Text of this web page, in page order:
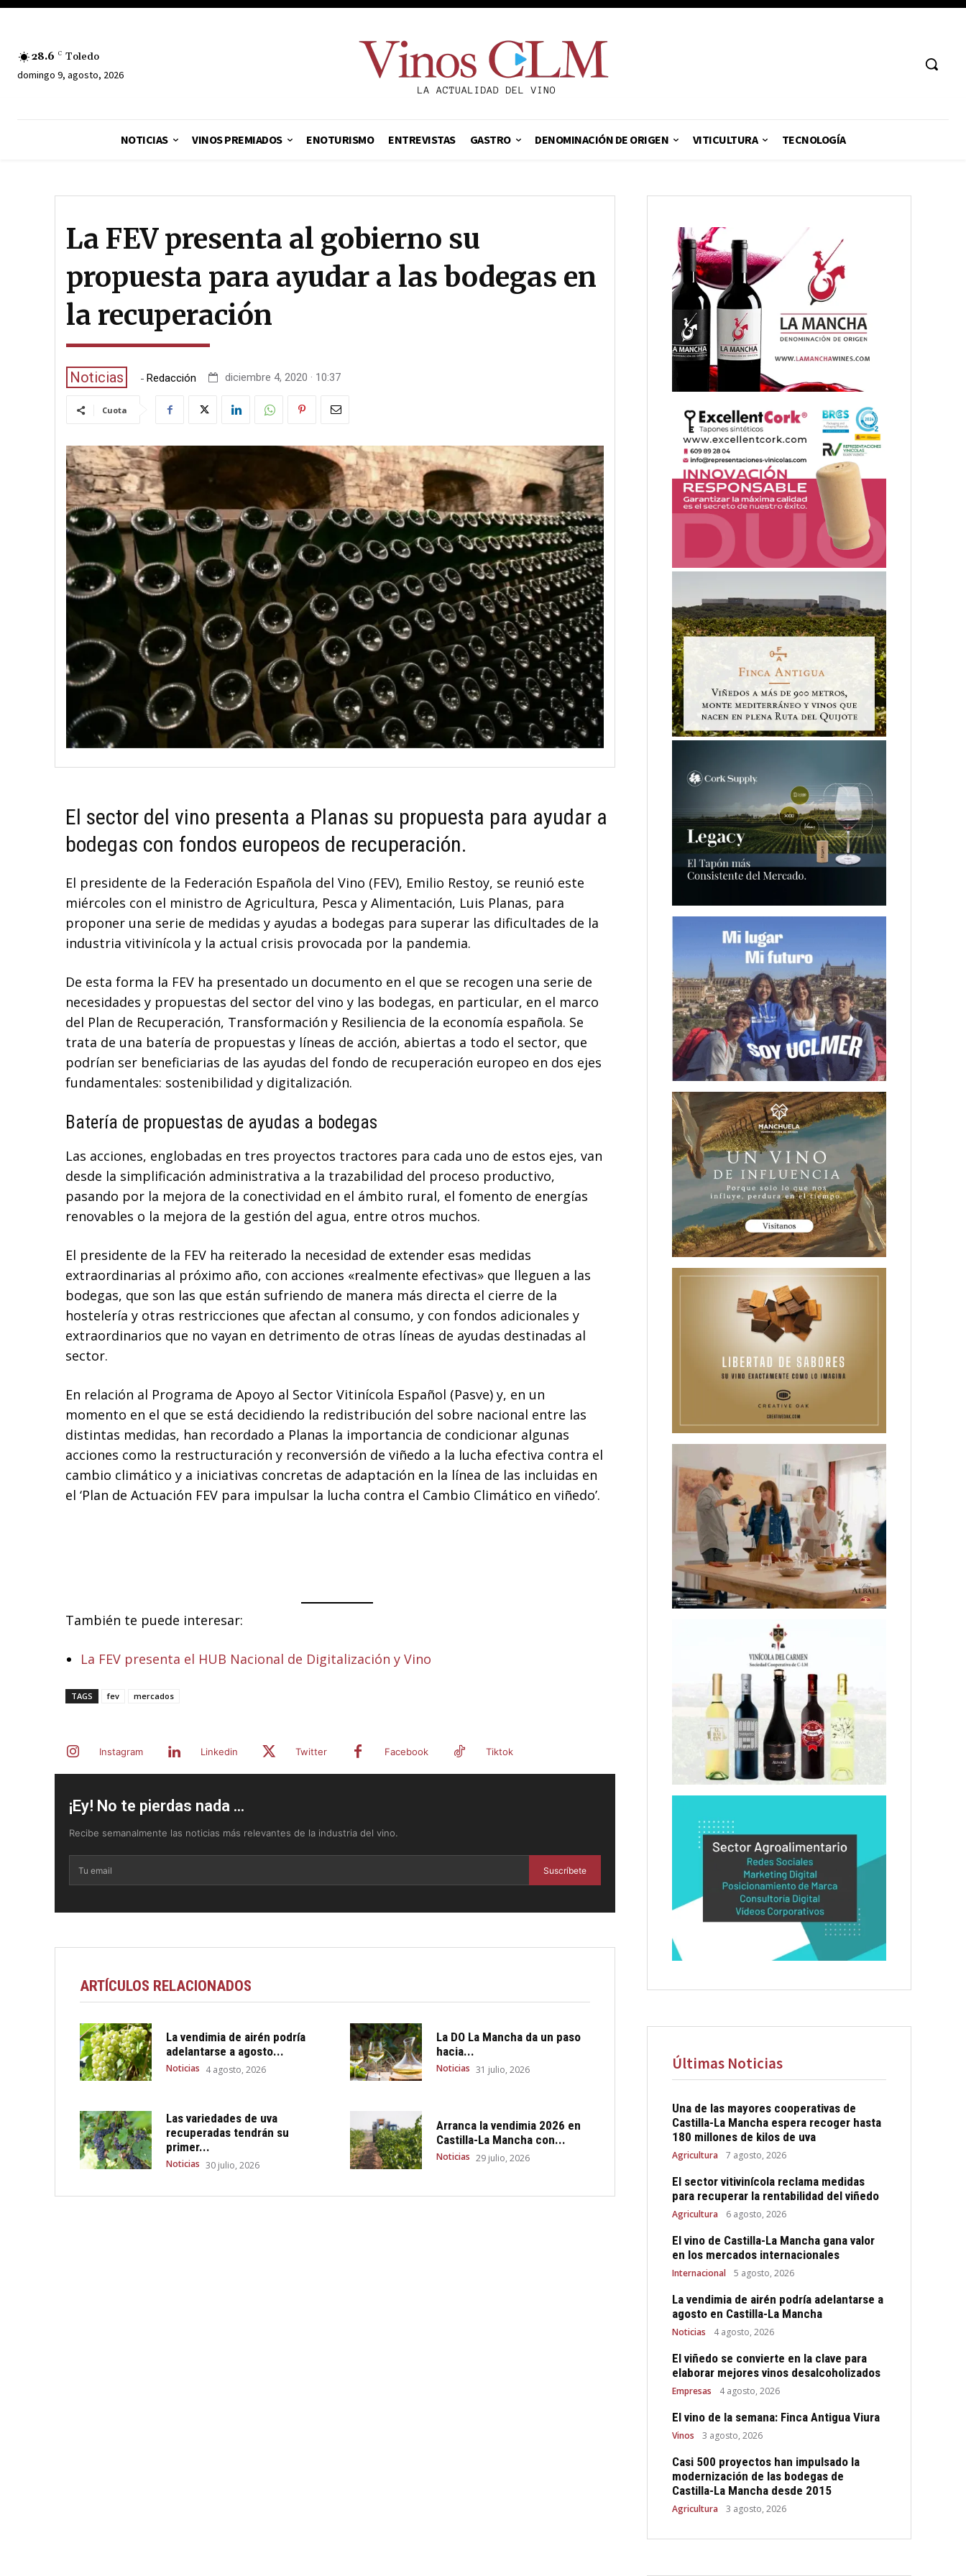
28.6 C Toledo
domingo 9, agosto, 2026
NOTICIAS VINOS PREMIADOS ENOTURISMO ENTREVISTAS GASTRO DENOMINACIÓN DE ORIGEN VITICULTURA TECNOLOGÍA
La FEV presenta al gobierno su
propuesta para ayudar a las bodegas en
la recuperación
Noticias - Redacción diciembre 4, 2020 · 10:37
Cuota
El sector del vino presenta a Planas su propuesta para ayudar a
bodegas con fondos europeos de recuperación.
El presidente de la Federación Española del Vino (FEV), Emilio Restoy, se reunió este
miércoles con el ministro de Agricultura, Pesca y Alimentación, Luis Planas, para
proponer una serie de medidas y ayudas a bodegas para superar las dificultades de la
industria vitivinícola y la actual crisis provocada por la pandemia.
De esta forma la FEV ha presentado un documento en el que se recogen una serie de
necesidades y propuestas del sector del vino y las bodegas, en particular, en el marco
del Plan de Recuperación, Transformación y Resiliencia de la economía española. Se
trata de una batería de propuestas y líneas de acción, abiertas a todo el sector, que
podrían ser beneficiarias de las ayudas del fondo de recuperación europeo en dos ejes
fundamentales: sostenibilidad y digitalización.
Batería de propuestas de ayudas a bodegas
Las acciones, englobadas en tres proyectos tractores para cada uno de estos ejes, van
desde la simplificación administrativa a la trazabilidad del proceso productivo,
pasando por la mejora de la conectividad en el ámbito rural, el fomento de energías
renovables o la mejora de la gestión del agua, entre otros muchos.
El presidente de la FEV ha reiterado la necesidad de extender esas medidas
extraordinarias al próximo año, con acciones «realmente efectivas» que lleguen a las
bodegas, que son las que están sufriendo de manera más directa el cierre de la
hostelería y otras restricciones que afectan al consumo, y con fondos adicionales y
extraordinarios que no vayan en detrimento de otras líneas de ayudas destinadas al
sector.
En relación al Programa de Apoyo al Sector Vitinícola Español (Pasve) y, en un
momento en el que se está decidiendo la redistribución del sobre nacional entre las
distintas medidas, han recordado a Planas la importancia de condicionar algunas
acciones como la restructuración y reconversión de viñedo a la lucha efectiva contra el
cambio climático y a iniciativas concretas de adaptación en la línea de las incluidas en
el ‘Plan de Actuación FEV para impulsar la lucha contra el Cambio Climático en viñedo’.
También te puede interesar:
La FEV presenta el HUB Nacional de Digitalización y Vino
TAGS fev mercados
Instagram Linkedin Twitter Facebook Tiktok
¡Ey! No te pierdas nada ...
Recibe semanalmente las noticias más relevantes de la industria del vino.
Suscríbete
ARTÍCULOS RELACIONADOS
La vendimia de airén podría
adelantarse a agosto...
Noticias 4 agosto, 2026
La DO La Mancha da un paso
hacia...
Noticias 31 julio, 2026
Las variedades de uva
recuperadas tendrán su
primer...
Noticias 30 julio, 2026
Arranca la vendimia 2026 en
Castilla-La Mancha con...
Noticias 29 julio, 2026
Últimas Noticias
Una de las mayores cooperativas de
Castilla-La Mancha espera recoger hasta
180 millones de kilos de uva
Agricultura 7 agosto, 2026
El sector vitivinícola reclama medidas
para recuperar la rentabilidad del viñedo
Agricultura 6 agosto, 2026
El vino de Castilla-La Mancha gana valor
en los mercados internacionales
Internacional 5 agosto, 2026
La vendimia de airén podría adelantarse a
agosto en Castilla-La Mancha
Noticias 4 agosto, 2026
El viñedo se convierte en la clave para
elaborar mejores vinos desalcoholizados
Empresas 4 agosto, 2026
El vino de la semana: Finca Antigua Viura
Vinos 3 agosto, 2026
Casi 500 proyectos han impulsado la
modernización de las bodegas de
Castilla-La Mancha desde 2015
Agricultura 3 agosto, 2026